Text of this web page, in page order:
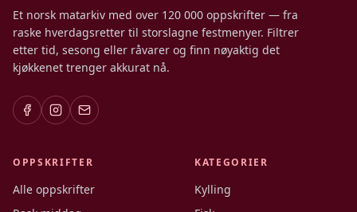
Et norsk matarkiv med over 120 000 oppskrifter — fra
raske hverdagsretter til storslagne festmenyer. Filtrer
etter tid, sesong eller råvarer og finn nøyaktig det
kjøkkenet trenger akkurat nå.
OPPSKRIFTER
Alle oppskrifter
KATEGORIER
Kylling